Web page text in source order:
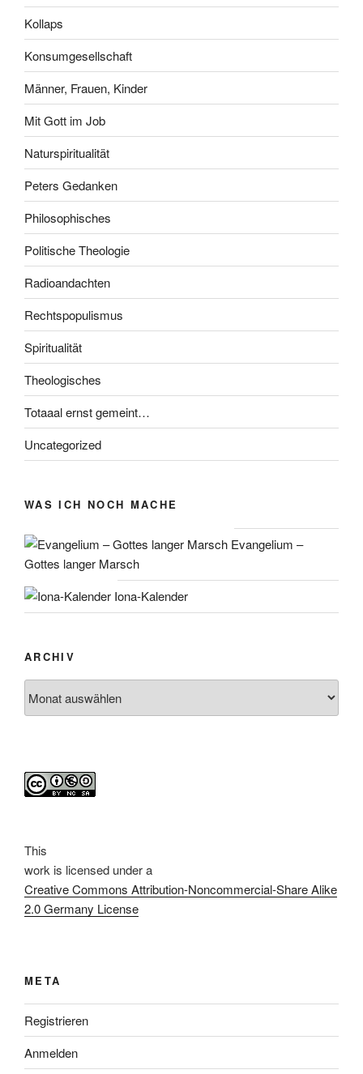
Kollaps
Konsumgesellschaft
Männer, Frauen, Kinder
Mit Gott im Job
Naturspiritualität
Peters Gedanken
Philosophisches
Politische Theologie
Radioandachten
Rechtspopulismus
Spiritualität
Theologisches
Totaaal ernst gemeint…
Uncategorized
WAS ICH NOCH MACHE
Evangelium –
Gottes langer Marsch
Iona-Kalender
ARCHIV
This
work is licensed under a
Creative Commons Attribution-Noncommercial-Share Alike
2.0 Germany License
META
Registrieren
Anmelden